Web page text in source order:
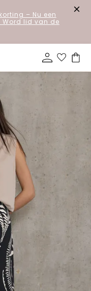
– Nu een
Word lid van de